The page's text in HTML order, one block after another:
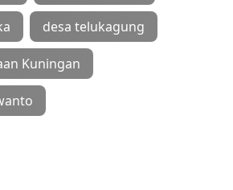
desa telukagung
Kuningan